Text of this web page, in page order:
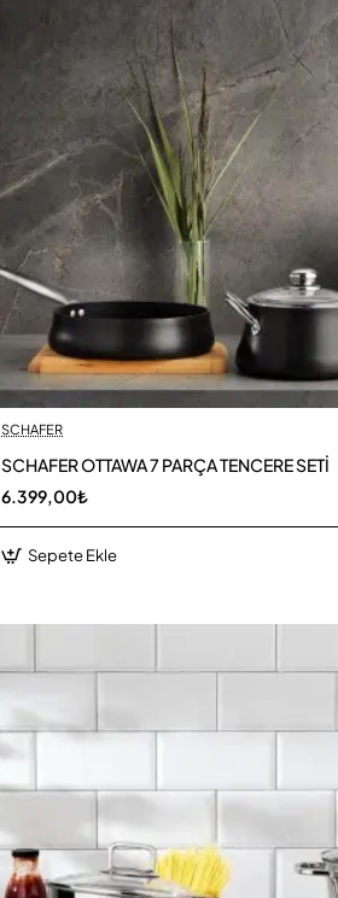
SCHAFER
SCHAFER OTTAWA 7 PARÇA TENCERE SETİ
6.399,00₺
Sepete Ekle